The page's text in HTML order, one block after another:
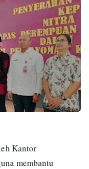
Kantor
membantu